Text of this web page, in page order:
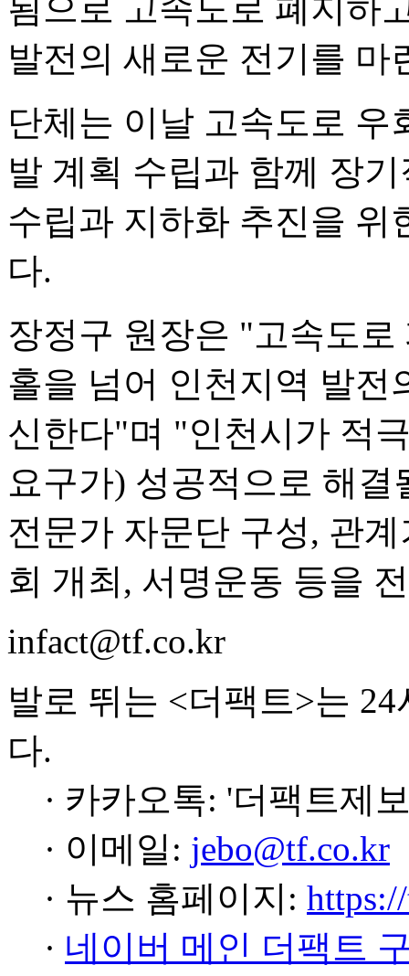
됨으로 고속도로 폐지하
발전의 새로운 전기를 마
단체는 이날 고속도로 우
발 계획 수립과 함께 장
수립과 지하화 추진을 위
다.
장정구 원장은 "고속도
홀을 넘어 인천지역 발전
신한다"며 "인천시가 적
요구가) 성공적으로 해
전문가 자문단 구성, 관
회 개최, 서명운동 등을
infact@tf.co.kr
발로 뛰는 <더팩트>는
다.
· 카카오톡: '더팩트제
· 이메일: jebo@tf.co.kr
· 뉴스 홈페이지:
· 네이버 메인 더팩트